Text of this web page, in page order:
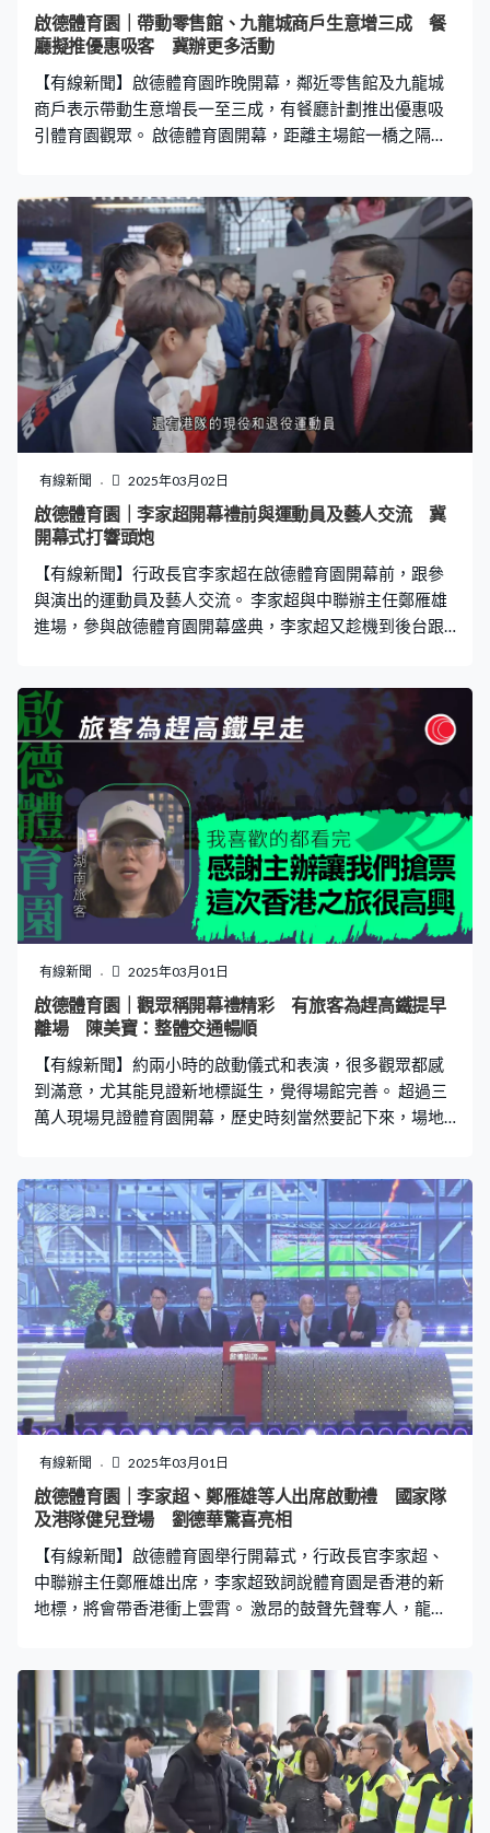
啟德體育園｜帶動零售館、九龍城商戶生意增三成 餐
廳擬推優惠吸客 冀辦更多活動
【有線新聞】啟德體育園昨晚開幕，鄰近零售館及九龍城
商戶表示帶動生意增長一至三成，有餐廳計劃推出優惠吸
引體育園觀眾。 啟德體育園開幕，距離主場館一橋之隔的
生：「開幕會有幫助，會讓香港人知道這裏有個新地方。
當然我會期待有更多人流，但預計增加多少暫時未能答
到，因為香港始終還有很多北上消費以及港車北上都很方
便，帶動多少人流暫時未能預計。」 這間印尼食品店稱人
流主要集中於開幕禮開始前一兩小時及散場後，整晚生意
額增加兩成，比早前演練時還要好。食品店負責人Mark：
「對比正式營運的演唱會那些人流消費意欲都不同，因為
演練、公務員測試就比較像上班形式，帶動的客戶會光顧
即食產品，較多人因為演唱會而購買。（期望哪類型活
動？）明星演唱會或者大型足球、國際賽事人流的消費意
欲會更好。」 趁著開幕，零售館也派發三千多張電子優惠
券吸客，在商場消費滿50元就可以減25元。體育園附近的
九龍城同樣受惠，有泰國餐廳稱開幕當日店鋪出現人龍，
可以說不是一個很大變化，但我們可以感
有線新聞 2025年03月02日
啟德體育園｜李家超開幕禮前與運動員及藝人交流 冀
開幕式打響頭炮
【有線新聞】行政長官李家超在啟德體育園開幕前，跟參
與演出的運動員及藝人交流。 李家超與中聯辦主任鄭雁雄
進場，參與啟德體育園開幕盛典，李家超又趁機到後台跟
港隊的現役和退役運動員，希望開幕式能為園區打響頭
炮。
有線新聞 2025年03月01日
啟德體育園｜觀眾稱開幕禮精彩 有旅客為趕高鐵提早
離場 陳美寶：整體交通暢順
【有線新聞】約兩小時的啟動儀式和表演，很多觀眾都感
到滿意，尤其能見證新地標誕生，覺得場館完善。 超過三
萬人現場見證體育園開幕，歷史時刻當然要記下來，場地
得很壯觀，沒想過香港可以有這麼大的設施舉行很多盛
事，很期待未來場館有甚麼用途。」 李先生：「劉德華先
生出來時覺得很有氣場、很有型，覺得這個場合有些嘉賓
非常好。」 Mr Sukhov：「我認為這是一個很佳的設計，
因為它的外觀非常高科技。太棒了！這是我唯一可以記起
的詞語。」 有觀眾提前離場，湖南旅客劉小姐：「我要回
內地、趕車，不好意思，但我喜歡的都觀看完畢，非常喜
歡，覺得這次邀請的明星、體育代表，我很喜歡樊振東、
張杰、李宇春，都非常喜歡。」 謝女士：「帶着小朋友早
些離場更好。（不想看餘下的表演？）也希望，只是帶着
小朋友，覺得早一些離開更好，秩序等各方面會更好。」
散場秩序良好，觀眾有序前往鄰近港鐵站。散場的時候，
觀眾未必直接離開，有人選擇到附近食肆用餐，包括零售
經過多場演練，整體交通暢順，散
有線新聞 2025年03月01日
啟德體育園｜李家超、鄭雁雄等人出席啟動禮 國家隊
及港隊健兒登場 劉德華驚喜亮相
【有線新聞】啟德體育園舉行開幕式，行政長官李家超、
中聯辦主任鄭雁雄出席，李家超致詞說體育園是香港的新
地標，將會帶香港衝上雲霄。 激昂的鼓聲先聲奪人，龍騰
啟德體育園董事會主席鄭家純，以及政務司司長陳國基、
立法會主席梁君彥、行政會議召集人葉劉淑儀主持啟動儀
式。 李家超致詞說啟德體育園將成為新地標，讓香港再一
次衝上雲霄。李家超：「100年前香港在啟德首次成功試
飛商翼機，之後成功誕生了啟德機場，今啟航天際到文化
藝術舞台，又一次衝上雲霄再創高峰。相信從今日開始，